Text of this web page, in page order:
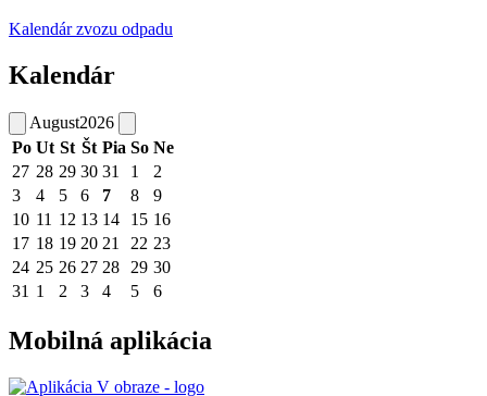
Kalendár zvozu odpadu
Kalendár
August2026
Po Ut St Št Pia So Ne
27 28 29 30 31 1
2
3
4 5 6 7 8
9
10 11 12 13 14 15 16
17 18 19 20 21 22 23
24 25 26 27 28 29 30
31 1 2 3 4 5 6
Mobilná aplikácia